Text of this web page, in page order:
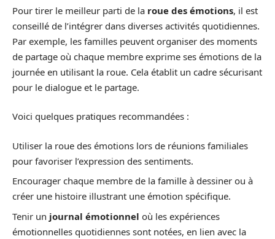
Pour tirer le meilleur parti de la roue des émotions, il est
conseillé de l’intégrer dans diverses activités quotidiennes.
Par exemple, les familles peuvent organiser des moments
de partage où chaque membre exprime ses émotions de la
journée en utilisant la roue. Cela établit un cadre sécurisant
pour le dialogue et le partage.
Voici quelques pratiques recommandées :
Utiliser la roue des émotions lors de réunions familiales
pour favoriser l’expression des sentiments.
Encourager chaque membre de la famille à dessiner ou à
créer une histoire illustrant une émotion spécifique.
Tenir un journal émotionnel où les expériences
émotionnelles quotidiennes sont notées, en lien avec la